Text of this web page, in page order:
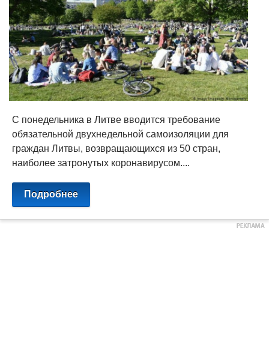
С понедельника в Литве вводится требование
обязательной двухнедельной самоизоляции для
граждан Литвы, возвращающихся из 50 стран,
наиболее затронутых коронавирусом....
Подробнее